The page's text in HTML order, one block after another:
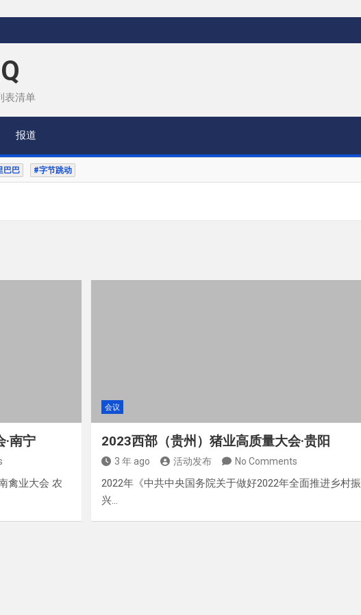
表清单
报道
巴巴 #字节跳动
南宁
禽业大会 农
会议
2023西部（贵州）猪业高质量大会·贵阳
3 年 ago 活动发布 No Comments
2022年《中共中央国务院关于做好2022年全面推进乡村振
兴…